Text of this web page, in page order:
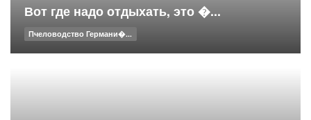
Вот где надо отдыхать, это �...
Пчеловодство Германи�...